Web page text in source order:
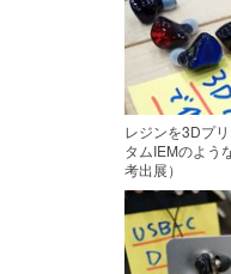
レジンを3Dプ
タムIEMのよう
考出展）